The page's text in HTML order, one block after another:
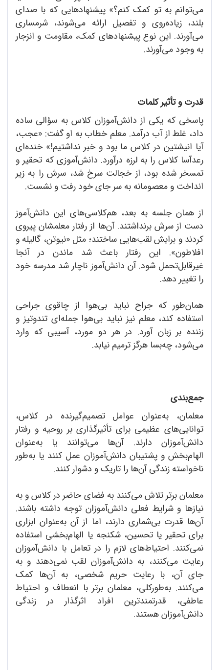
می‌توانم به تو کمک کنم؟» پیشنهادهایی که با صدای
بلند، زیاده‌روی و تفصیل ارائه می‌شوند، شرمساری
می‌آورند. این نوع پیشنهادهای کمک، مقاومت و انزجار
به وجود می‌آورند.
قدرت و تأثیر کلمات
پاسخی که یکی از دانش‌آموزان کلاس به سؤالی ساده
داد، غلط از آب درآمد. معلم خطاب به او گفت: «عجب،
آیا انیشتین در کلاس ما بود و خبر نداشتیم!» خنده‌ای
رعدآسا کلاس را به لرزه درآورد. دانش‌آموزی که تحقیر و
تمسخر شده بود، از خجالت سرخ ‌شد، سرش را به زیر
انداخت و معصومانه به سر جای خود رفت و نشست.
از همان جلسه به بعد، هم‌کلاسی‌های این دانش‌آموز
دست از سرش برنداشتند. آن‌ها از رفتار معلمشان پیروی
کردند و برایش لقب‌هایی ‌ساختند؛ مثل «نیوتن، گالیله و
افلاطون». این رفتار باعث شد ماندن در آنجا
غیرقابل‌تحمل شود. آن دانش‌آموز ناچار شد مدرسه خود
را تغییر دهد.
همان‌طور که جراح نباید بی‌هوا از چاقوی جراحی
استفاده کند، معلم نیز نباید بی‌هوا جمله‌ای تندوتیز و
زننده بر زبان آورد. در هر دو مورد، آسیبی که وارد
می‌شود، چه‌بسا هرگز ترمیم‌ نیابد.
جمع‌بندی
معلمان، به‌عنوان عوامل تصمیم‌گیرنده در کلاس،
توانایی‌های عظیمی برای تأثیرگذاری بر روحیه و رفتار
دانش‌آموزان دارند. آن‌ها می‌توانند یا به‌عنوان
الهام‌بخش و پشتیبان دانش‌آموزان عمل کنند یا به‌طور
ناخواسته زندگی آن‌ها را تاریک و دشوار کنند.
معلمان برتر تلاش می‌کنند به فضای حاضر در کلاس و به
نیازها و شرایط فعلی دانش‌آموزان توجه داشته باشند.
آن‌ها قدرت بی‌شماری دارند، اما از آن به‌عنوان ابزاری
برای تحقیر یا تحسین، شکنجه یا الهام‌بخشی استفاده
نمی‌کنند. احتیاط‌های لازم را در تعامل با دانش‌آموزان
رعایت می‌کنند، به دانش‌آموزان لقب نمی‌دهند و به
جای آن، با رعایت حریم شخصی، به آن‌ها کمک
می‌کنند. به‌طورکلی، معلمان برتر با انعطاف و احتیاط
عاطفی، قدرتمندترین افراد اثرگذار در زندگی
دانش‌آموزان هستند.